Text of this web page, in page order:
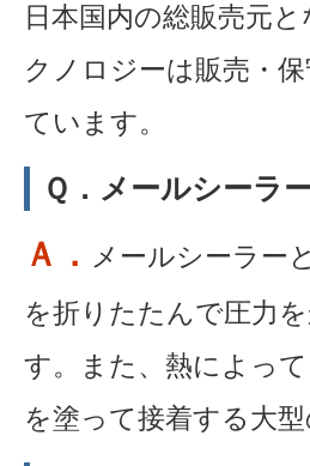
日本国内の総販売元
クノロジーは販売・
ています。
Ｑ．メールシーラ
Ａ．
メールシーラー
を折りたたんで圧力
す。また、熱によっ
を塗って接着する大型